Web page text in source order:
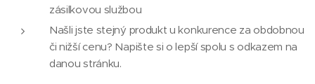
zásilkovou službou
Našli jste stejný produkt u konkurence za obdobnou
či nižší cenu? Napište si o lepší spolu s odkazem na
danou stránku.